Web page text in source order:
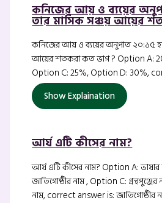
কনিজের আয় ও ব্যয়ের
তার মাসিক সঞ্চয় আয়ের
কনিজের আয় ও ব্যয়ের অনুপাত ২০:১৫
আয়ের শতকরা কত ভাগ ? Option A:
Option C: 25%, Option D: 30%,
Show Explaination
আর্য এটি কীসের নাম?
আর্য এটি কীসের নাম? Option A:
জাতিগোষ্ঠীর নাম , Option C:
নাম, correct answer is: জাতিগোষ্ঠীর